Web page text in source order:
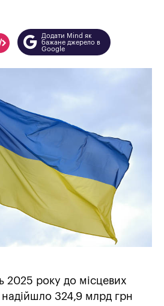
Додати Mind як
бажане джерело в
Google
2025 року до місцевих
надійшло 324,9 млрд грн